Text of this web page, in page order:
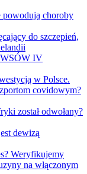
choroby
do szczepień,
IV
w Polsce.
covidowym?
został odwołany?
dewizą
Weryfikujemy
na włączonym